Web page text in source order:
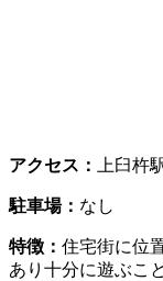
アクセス： 上臼杵
駐車場： なし
特徴： 住宅街に位
あり十分に遊ぶこ